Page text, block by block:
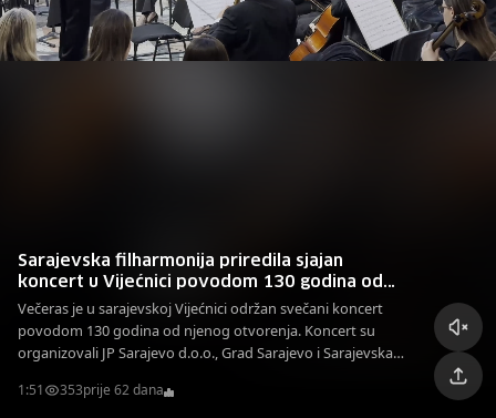
Sarajevska filharmonija priredila sjajan
koncert u Vijećnici povodom 130 godina od
njenog otvorenja
Večeras je u sarajevskoj Vijećnici održan svečani koncert
povodom 130 godina od njenog otvorenja. Koncert su
organizovali JP Sarajevo d.o.o., Grad Sarajevo i Sarajevska
1:51 353prije 62 dana